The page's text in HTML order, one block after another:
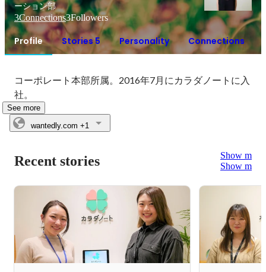
ーション部
3Connections3Followers
Profile Stories 5 Personality Connections
コーポレート本部所属。2016年7月にカラダノートに入
社。
See more
wantedly.com +1
Recent stories
Show more
Show more